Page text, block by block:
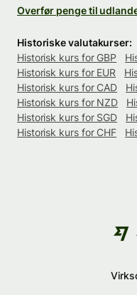
Overfør penge til
Historiske valutakurser:
Historisk kurs for GBP
Historisk kurs for EUR
Historisk kurs for CAD
Historisk kurs for NZD
Historisk kurs for SGD
Historisk kurs for CHF